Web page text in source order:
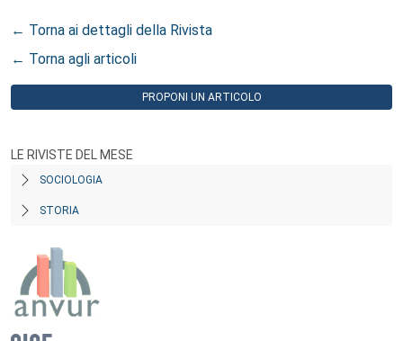
← Torna ai dettagli della Rivista
← Torna agli articoli
PROPONI UN ARTICOLO
LE RIVISTE DEL MESE
SOCIOLOGIA
STORIA